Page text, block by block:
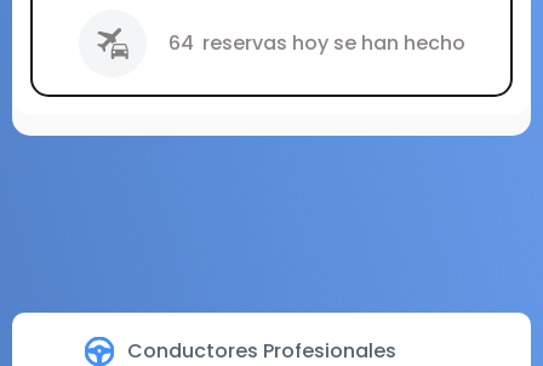
Conductores Profesionales
64 reservas hoy se han hecho